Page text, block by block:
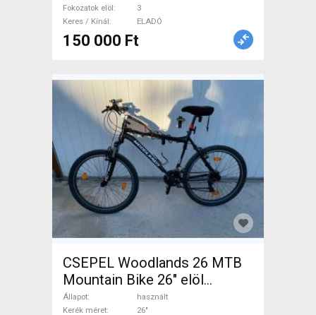
Fokozatok elöl
3
Keres / Kínál
ELADÓ
150 000 Ft
CSEPEL Woodlands 26 MTB
Mountain Bike 26" elöl
teleszkópos használt ELADÓ
Állapot
használt
Kerék méret
26"